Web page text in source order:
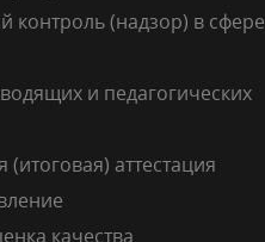
контроль (надзор) в сфере
и педагогических
(итоговая) аттестация
качества